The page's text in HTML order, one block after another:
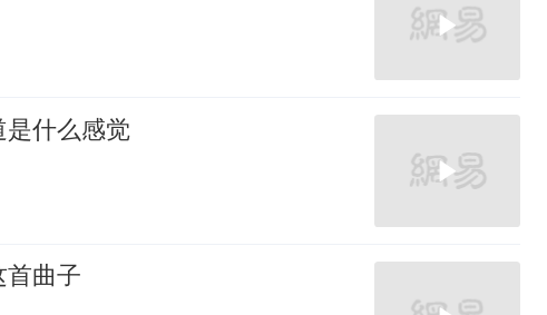
什么感觉
曲子